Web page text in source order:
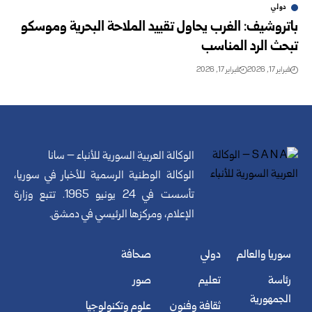
دولي
باتروشيف: الغرب يحاول تقييد الملاحة البحرية وموسكو
تبحث الرد المناسب
فبراير 17, 2026 فبراير 17, 2026
الوكالة العربية السورية للأنباء – سانا
الوكالة الوطنية الرسمية للأخبار في سوريا،
تأسست في 24 يونيو 1965. تتبع وزارة
الإعلام، ومركزها الرئيسي في دمشق.
سوريا والعالم
رئاسة
الجمهورية
دولي
تعليم
ثقافة وفنون
صحافة
صور
علوم وتكنولوجيا